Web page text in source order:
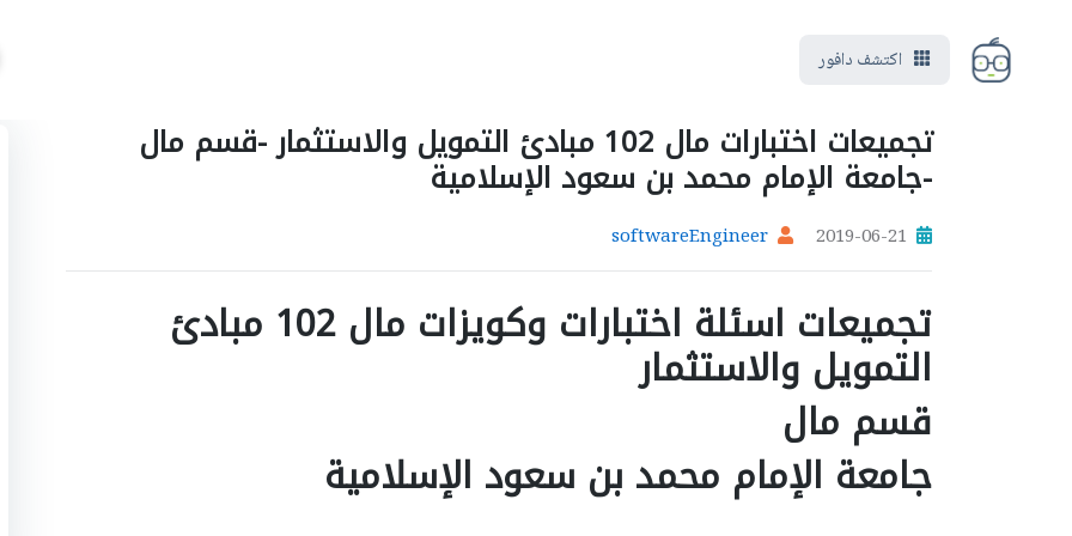
اكتشف دافور
تجميعات اختبارات مال 102 مبادئ التمويل والاستثمار -قسم مال
-جامعة الإمام محمد بن سعود الإسلامية
2019-06-21
softwareEngineer
تجميعات اسئلة اختبارات وكويزات مال 102 مبادئ
التمويل والاستثمار
قسم مال
جامعة الإمام محمد بن سعود الإسلامية